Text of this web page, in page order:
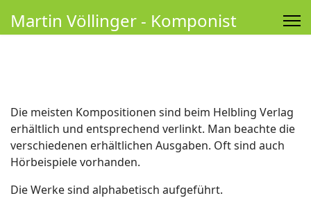
Martin Völlinger - Komponist
Die meisten Kompositionen sind beim Helbling Verlag
erhältlich und entsprechend verlinkt. Man beachte die
verschiedenen erhältlichen Ausgaben. Oft sind auch
Hörbeispiele vorhanden.
Die Werke sind alphabetisch aufgeführt.